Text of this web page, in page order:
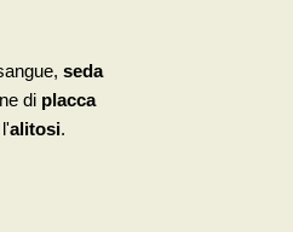
seda
di placca
alitosi.